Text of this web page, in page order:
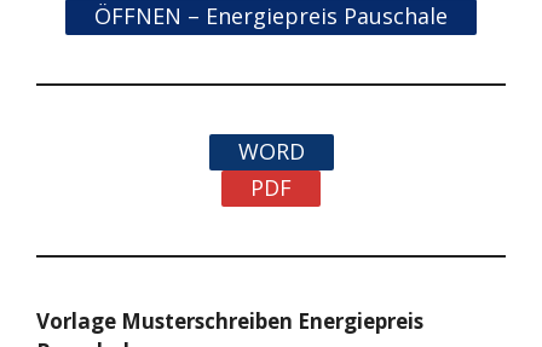
ÖFFNEN – Energiepreis Pauschale
WORD
PDF
Vorlage Musterschreiben Energiepreis